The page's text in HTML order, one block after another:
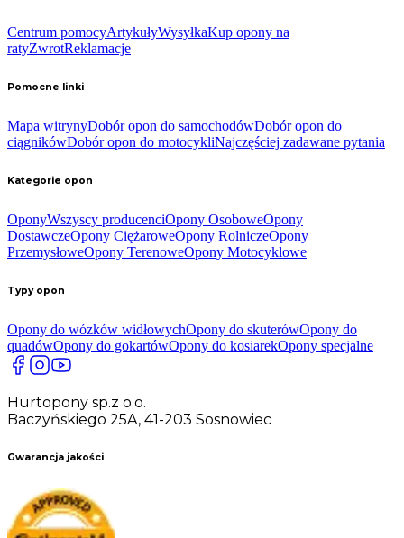
Centrum pomocyArtykułyWysyłkaKup opony na
ratyZwrotReklamacje
Pomocne linki
Mapa witrynyDobór opon do samochodówDobór opon do
ciągnikówDobór opon do motocykliNajczęściej zadawane pytania
Kategorie opon
OponyWszyscy producenciOpony OsoboweOpony
DostawczeOpony CiężaroweOpony RolniczeOpony
PrzemysłoweOpony TerenoweOpony Motocyklowe
Typy opon
Opony do wózków widłowychOpony do skuterówOpony do
quadówOpony do gokartówOpony do kosiarekOpony specjalne
Hurtopony sp.z o.o.
Baczyńskiego 25A, 41-203 Sosnowiec
Gwarancja jakości